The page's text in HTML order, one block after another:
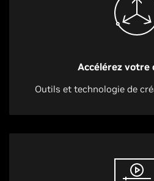
Accélérez votre
Outils et technologie de